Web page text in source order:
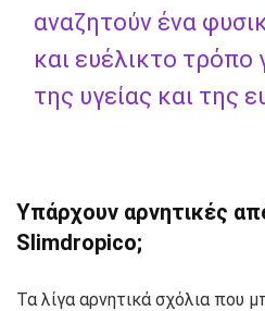
αναζητούν ένα
και ευέλικτο τρόπο
της υγείας και της
Υπάρχουν αρνητικές
Slimdropico;
Τα λίγα αρνητικά σχόλια που